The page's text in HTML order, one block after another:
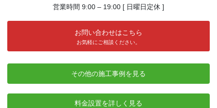
営業時間 9:00 – 19:00 [ 日曜日定休 ]
お問い合わせはこちら
お気軽にご相談ください。
その他の施工事例を見る
料金設置を詳しく見る